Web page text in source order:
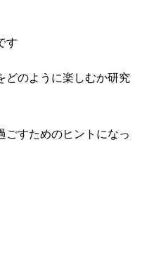
す
どのように楽しむか研究
ごすためのヒントになっ